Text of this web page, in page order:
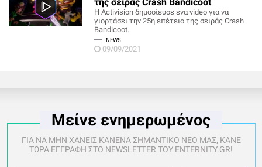
H Activision δημοσίευσε ένα video για να
γιορτάσει την 25η επέτειο της σειράς Crash
Bandicoot.
NEWS
09/09/2021
Μείνε ενημερωμένος
ΓΙΑ ΝΑ ΜΗΝ ΧΑΝΕΙΣ ΚΑΝΕΝΑ ΣΗΜΑΝΤΙΚΟ ΝΕΟ ΜΑΣ, ΚΑΝΕ
ΤΩΡΑ ΕΓΓΡΑΦΗ ΣΤΟ NEWSLETTER ΤΟΥ ENTERNITY.GR!